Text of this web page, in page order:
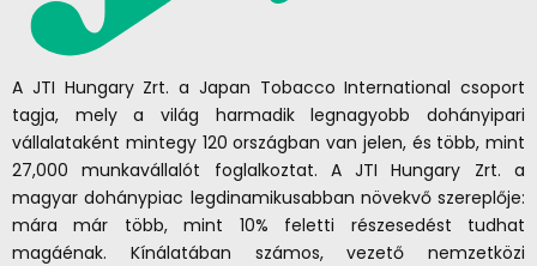
A JTI Hungary Zrt. a Japan Tobacco International csoport
tagja, mely a világ harmadik legnagyobb dohányipari
vállalataként mintegy 120 országban van jelen, és több, mint
27,000 munkavállalót foglalkoztat. A JTI Hungary Zrt. a
magyar dohánypiac legdinamikusabban növekvő szereplője:
mára már több, mint 10% feletti részesedést tudhat
magáénak. Kínálatában számos, vezető nemzetközi